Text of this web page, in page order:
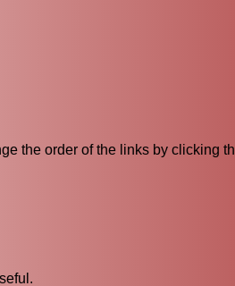
the order of the links by clicking